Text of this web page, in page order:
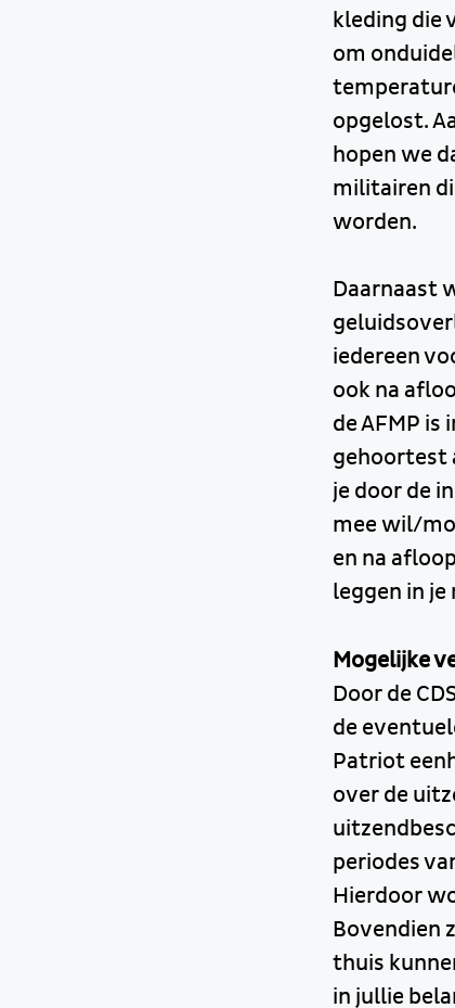
kleding die
om
opgelost.
hopen we
militairen
worden.
Daarnaast
iedereen
ook na
de AFMP
gehoortest
je door de
mee wil/
en na
leggen in je
Mogelijke
Door de
de
Patriot
over de
periodes
Hierdoor
Bovendien
thuis
in jullie